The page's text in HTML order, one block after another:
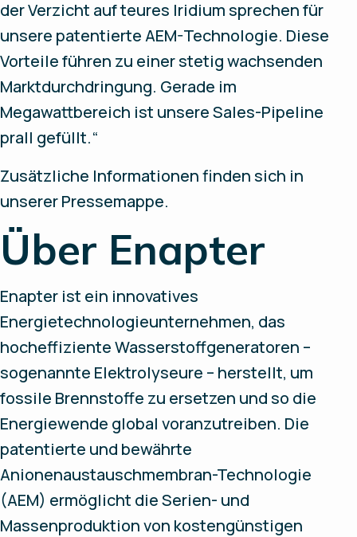
der Verzicht auf teures Iridium sprechen für
unsere patentierte AEM-Technologie. Diese
Vorteile führen zu einer stetig wachsenden
Marktdurchdringung. Gerade im
Megawattbereich ist unsere Sales-Pipeline
prall gefüllt.“
Zusätzliche Informationen finden sich in
unserer Pressemappe.
Über Enapter
Enapter ist ein innovatives
Energietechnologieunternehmen, das
hocheffiziente Wasserstoffgeneratoren –
sogenannte Elektrolyseure – herstellt, um
fossile Brennstoffe zu ersetzen und so die
Energiewende global voranzutreiben. Die
patentierte und bewährte
Anionenaustauschmembran-Technologie
(AEM) ermöglicht die Serien- und
Massenproduktion von kostengünstigen